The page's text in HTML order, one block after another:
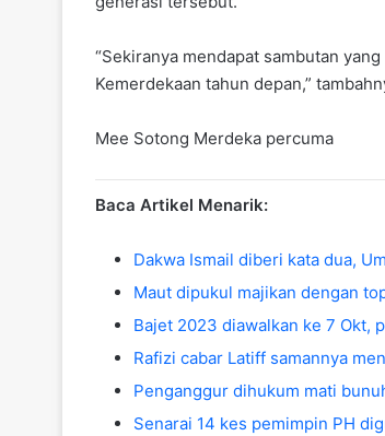
“Sekiranya mendapat sambutan
Kemerdekaan tahun depan,”
Mee Sotong Merdeka percuma
Baca Artikel Menarik:
Dakwa Ismail diberi kata dua,
Maut dipukul majikan dengan
Bajet 2023 diawalkan ke 7 Okt,
Rafizi cabar Latiff samannya
Penganggur dihukum mati
Senarai 14 kes pemimpin PH